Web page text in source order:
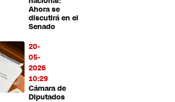
Ahora se
discutirá en el
Senado
20-
05-
2026
10:29
Cámara de
Diputados